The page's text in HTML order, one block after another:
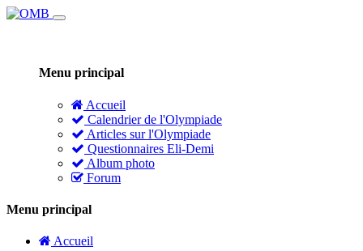
Menu principal
Accueil
Calendrier de l'Olympiade
Articles sur l'Olympiade
Questionnaires Eli-Demi
Album photo
Forum
Menu principal
Accueil